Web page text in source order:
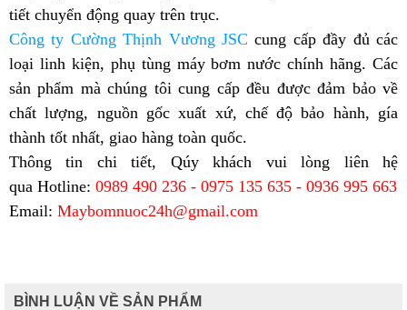
tiết chuyển động quay trên trục.
Công ty Cường Thịnh Vương JSC cung cấp đầy đủ các
loại linh kiện, phụ tùng máy bơm nước chính hãng. Các
sản phẩm mà chúng tôi cung cấp đều được đảm bảo về
chất lượng, nguồn gốc xuất xứ, chế độ bảo hành, gía
thành tốt nhất, giao hàng toàn quốc.
Thông tin chi tiết, Qúy khách vui lòng liên hệ
qua Hotline: 0989 490 236 - 0975 135 635 - 0936 995 663
Email: Maybomnuoc24h@gmail.com
BÌNH LUẬN VỀ SẢN PHẨM